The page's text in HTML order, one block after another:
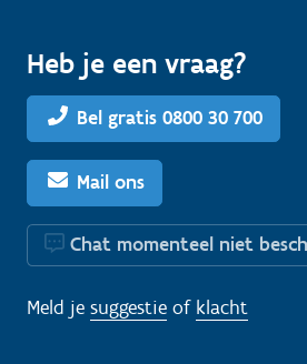
Heb je een vraag?
Bel gratis 0800 30 700
Mail ons
Chat momenteel niet
Meld je suggestie of klacht